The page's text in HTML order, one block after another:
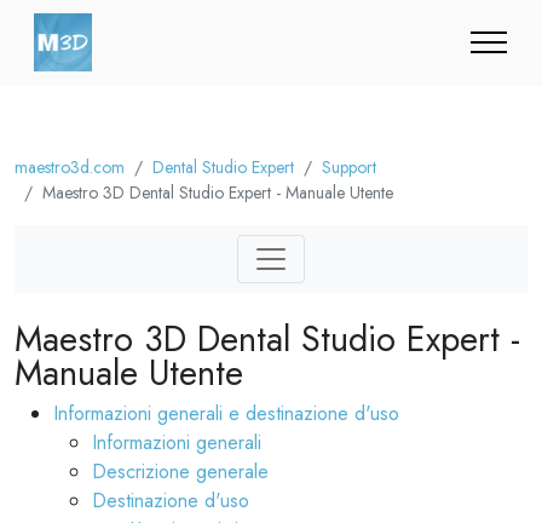
maestro3d.com Dental Studio Expert
Support
Maestro 3D Dental Studio Expert - Manuale Utente
Maestro 3D Dental Studio Expert -
Manuale Utente
Informazioni generali e destinazione d'uso
Informazioni generali
Descrizione generale
Destinazione d'uso